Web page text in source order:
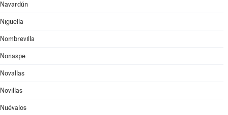
Navardún
Nigüella
Nombrevilla
Nonaspe
Novallas
Novillas
Nuévalos